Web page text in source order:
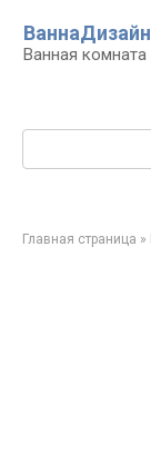
контенту
ВаннаДизайн
Ванная комната
Поиск:
Главная страница »